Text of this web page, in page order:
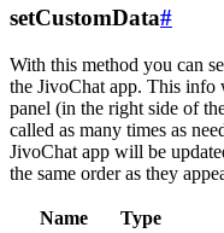
setCustomData#
With this method you can
the JivoChat app. This
panel (in the right side of
called as many times as
JivoChat app will be
the same order as they
Name Type